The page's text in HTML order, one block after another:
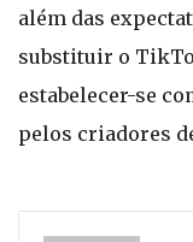
além das
substituir o
estabelecer-se
pelos criadores